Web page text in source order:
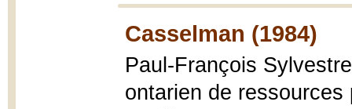
Casselman (1984)
Paul-François
ontarien de